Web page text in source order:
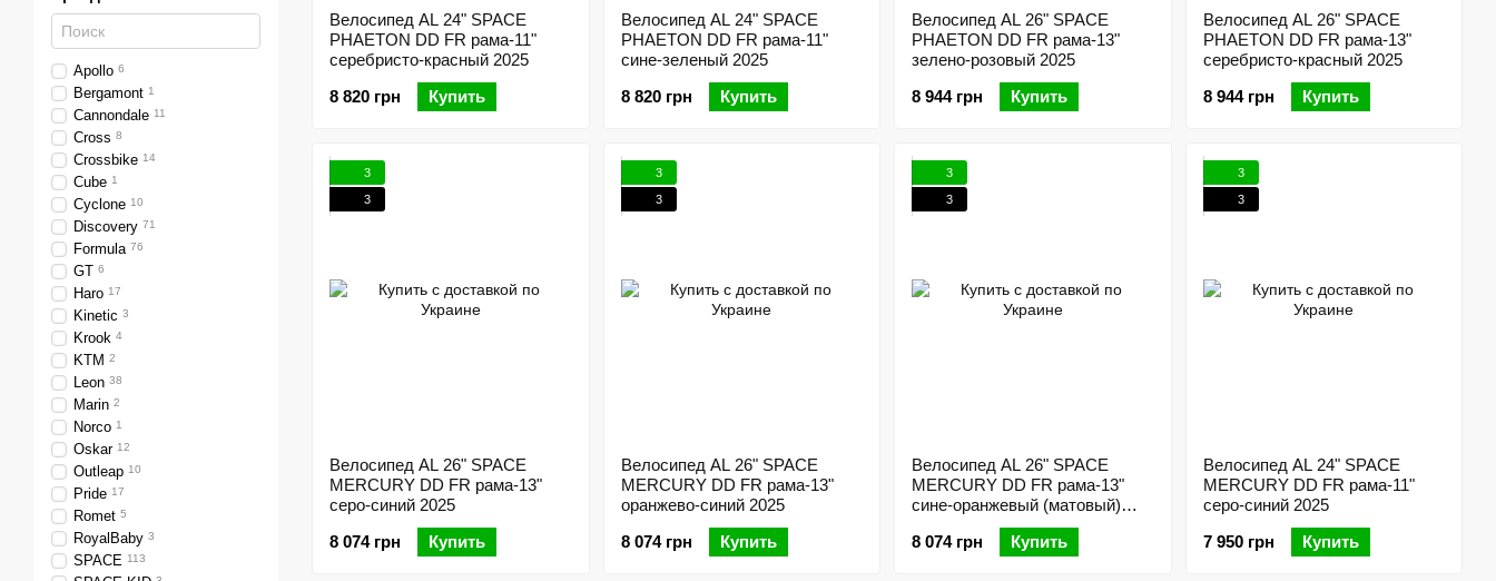
Велосипед AL 24" SPACE
PHAETON DD FR рама-11"
серебристо-красный 2025
8 820 грн
Купить
Велосипед AL 24" SPACE
PHAETON DD FR рама-11"
сине-зеленый 2025
8 820 грн
Купить
Велосипед AL 26" SPACE
PHAETON DD FR рама-13"
зелено-розовый 2025
8 944 грн
Купить
Велосипед AL 26" SPACE
PHAETON DD FR рама-13"
серебристо-красный 2025
8 944 грн
Купить
3
3
Велосипед AL 26" SPACE
MERCURY DD FR рама-13"
серо-синий 2025
8 074 грн
Купить
3
3
Велосипед AL 26" SPACE
MERCURY DD FR рама-13"
оранжево-синий 2025
8 074 грн
Купить
3
3
Велосипед AL 26" SPACE
MERCURY DD FR рама-13"
сине-оранжевый (матовый)
8 074 грн
Купить
3
3
Велосипед AL 24" SPACE
MERCURY DD FR рама-11"
серо-синий 2025
7 950 грн
Купить
Apollo 6
Bergamont 1
Cannondale 11
Cross 8
Crossbike 14
Cube 1
Cyclone 10
Discovery 71
Formula 76
GT 6
Haro 17
Kinetic 3
Krook 4
KTM 2
Leon 38
Marin 2
Norco 1
Oskar 12
Outleap 10
Pride 17
Romet 5
RoyalBaby 3
SPACE 113